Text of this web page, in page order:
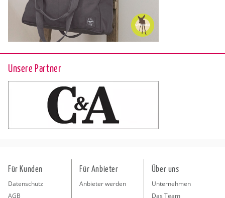
Unsere Partner
Für Kunden
Datenschutz
AGB
Für Anbieter
Anbieter werden
Über uns
Unternehmen
Das Team